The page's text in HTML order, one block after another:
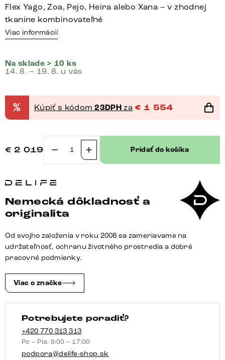
Flex Yago, Zoa, Pejo, Heira alebo Xana – v zhodnej
tkanine kombinovateľné
Viac informácií
Na sklade > 10 ks
14. 8. – 19. 8. u vás
% Kúpiť s kódom23DPH za € 1 554
€ 2 019
množstvo
lavica
Flex
300
cm
bouclé
tmavobéžová
podstava
plochá
čierna
vrecková
pružina
Pridať do košíka
Nemecká dôkladnosť a
originalita
Od svojho založenia v roku 2008 sa zameriavame na
udržateľnosť, ochranu životného prostredia a dobré
pracovné podmienky.
Viac o značke
Potrebujete poradiť?
+420 770 313 313
Po – Pia: 9:00 – 17:00
podpora@delife-shop.sk